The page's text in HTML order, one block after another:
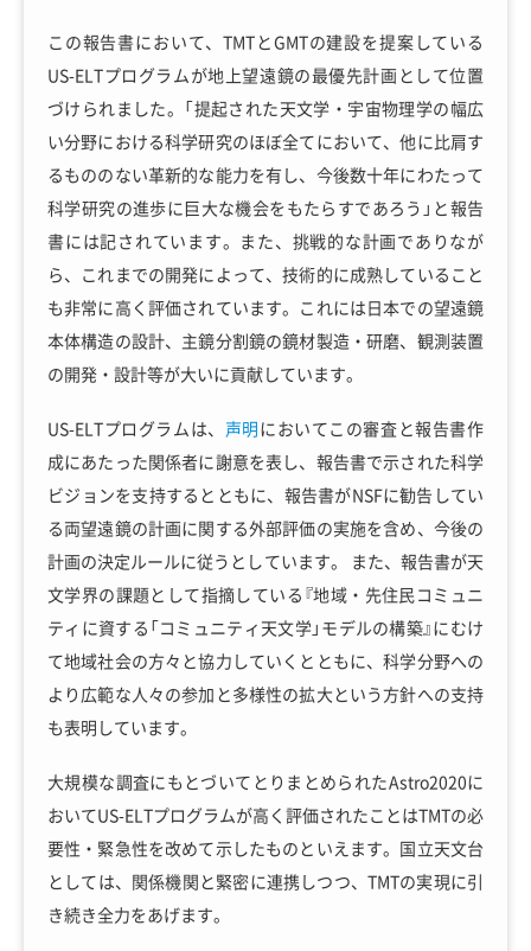
この報告書において、TMTとGMTの建設を提案している
US-ELTプログラムが地上望遠鏡の最優先計画として位置
づけられました。「提起された天文学・宇宙物理学の幅広
い分野における科学研究のほぼ全てにおいて、他に比肩す
るもののない革新的な能力を有し、今後数十年にわたって
科学研究の進歩に巨大な機会をもたらすであろう」と報告
書には記されています。また、挑戦的な計画でありなが
ら、これまでの開発によって、技術的に成熟していること
も非常に高く評価されています。これには日本での望遠鏡
本体構造の設計、主鏡分割鏡の鏡材製造・研磨、観測装置
の開発・設計等が大いに貢献しています。
US-ELTプログラムは、 声明においてこの審査と報告書作
成にあたった関係者に謝意を表し、報告書で示された科学
ビジョンを支持するとともに、報告書がNSFに勧告してい
る両望遠鏡の計画に関する外部評価の実施を含め、今後の
計画の決定ルールに従うとしています。 また、報告書が天
文学界の課題として指摘している『地域・先住民コミュニ
ティに資する「コミュニティ天文学」モデルの構築』にむけ
て地域社会の方々と協力していくとともに、科学分野への
より広範な人々の参加と多様性の拡大という方針への支持
も表明しています。
大規模な調査にもとづいてとりまとめられたAstro2020に
おいてUS-ELTプログラムが高く評価されたことはTMTの必
要性・緊急性を改めて示したものといえます。国立天文台
としては、関係機関と緊密に連携しつつ、TMTの実現に引
き続き全力をあげます。